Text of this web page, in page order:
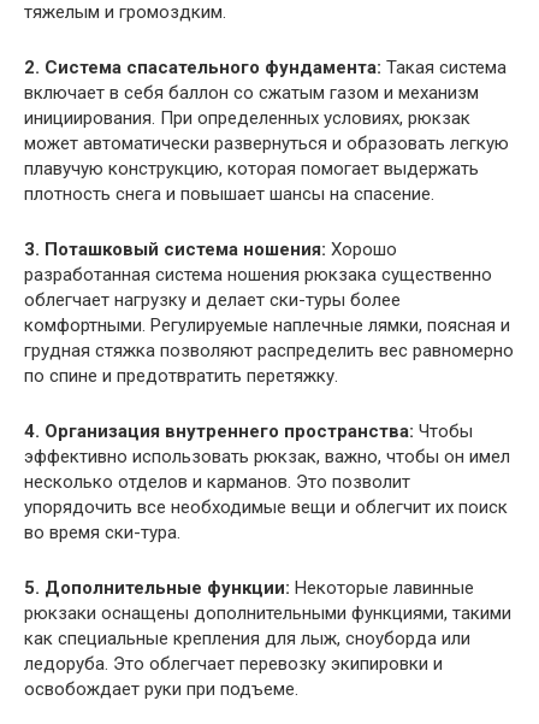
тяжелым и громоздким.
2. Система спасательного фундамента: Такая система
включает в себя баллон со сжатым газом и механизм
инициирования. При определенных условиях, рюкзак
может автоматически развернуться и образовать легкую
плавучую конструкцию, которая помогает выдержать
плотность снега и повышает шансы на спасение.
3. Поташковый система ношения: Хорошо
разработанная система ношения рюкзака существенно
облегчает нагрузку и делает ски-туры более
комфортными. Регулируемые наплечные лямки, поясная и
грудная стяжка позволяют распределить вес равномерно
по спине и предотвратить перетяжку.
4. Организация внутреннего пространства: Чтобы
эффективно использовать рюкзак, важно, чтобы он имел
несколько отделов и карманов. Это позволит
упорядочить все необходимые вещи и облегчит их поиск
во время ски-тура.
5. Дополнительные функции: Некоторые лавинные
рюкзаки оснащены дополнительными функциями, такими
как специальные крепления для лыж, сноуборда или
ледоруба. Это облегчает перевозку экипировки и
освобождает руки при подъеме.